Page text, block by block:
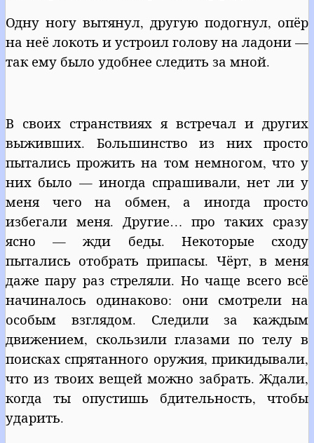
Одну ногу вытянул, другую подогнул, опёр
на неё локоть и устроил голову на ладони —
так ему было удобнее следить за мной.
В своих странствиях я встречал и других
выживших. Большинство из них просто
пытались прожить на том немногом, что у
них было — иногда спрашивали, нет ли у
меня чего на обмен, а иногда просто
избегали меня. Другие… про таких сразу
ясно — жди беды. Некоторые сходу
пытались отобрать припасы. Чёрт, в меня
даже пару раз стреляли. Но чаще всего всё
начиналось одинаково: они смотрели на
особым взглядом. Следили за каждым
движением, скользили глазами по телу в
поисках спрятанного оружия, прикидывали,
что из твоих вещей можно забрать. Ждали,
когда ты опустишь бдительность, чтобы
ударить.